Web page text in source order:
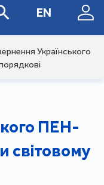
EN
Українського
ПЕН-
світовому